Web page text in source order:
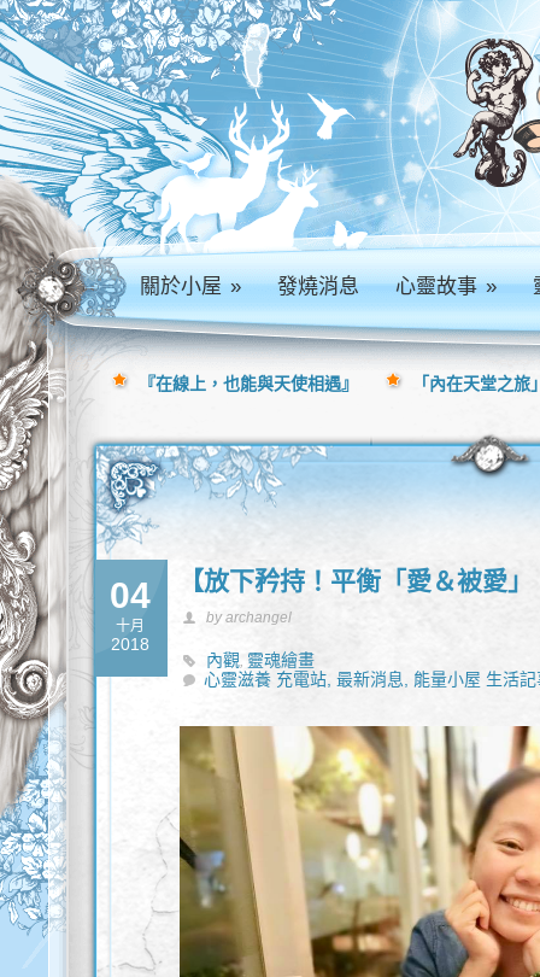
關於小屋» 發燒消息 心靈故事»
04
十月
2018
【放下矜持！平衡「愛＆被愛
by archangel
內觀, 靈魂繪畫
心靈滋養 充電站,最新消息, 能量小屋 生活
『在線上，也能與天使相遇』 「內在天堂之